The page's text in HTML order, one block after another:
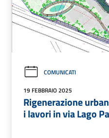
COMUNICATI
19 FEBBRAIO 2025
Rigenerazione
i lavori in via Lago